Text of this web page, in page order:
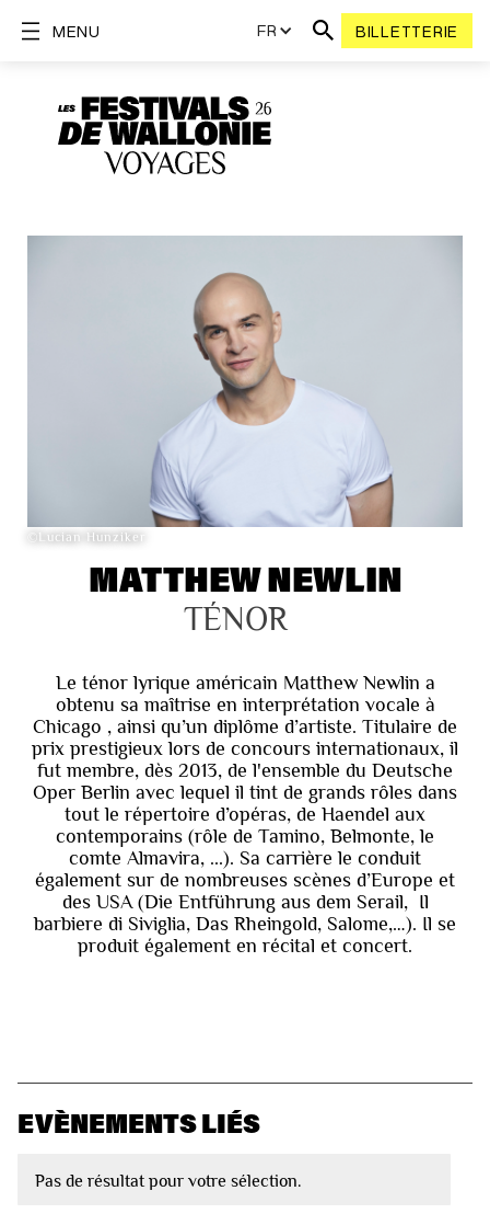
FR BILLETTERIE
MENU
©Lucian Hunziker
MATTHEW NEWLIN
TÉNOR
Le ténor lyrique américain Matthew Newlin a
obtenu sa maîtrise en interprétation vocale à
Chicago , ainsi qu’un diplôme d’artiste. Titulaire de
prix prestigieux lors de concours internationaux, il
fut membre, dès 2013, de l'ensemble du Deutsche
Oper Berlin avec lequel il tint de grands rôles dans
tout le répertoire d’opéras, de Haendel aux
contemporains (rôle de Tamino, Belmonte, le
comte Almavira, ...). Sa carrière le conduit
également sur de nombreuses scènes d’Europe et
des USA (Die Entführung aus dem Serail, Il
barbiere di Siviglia, Das Rheingold, Salome,…). Il se
produit également en récital et concert.
EVÈNEMENTS LIÉS
Pas de résultat pour votre sélection.